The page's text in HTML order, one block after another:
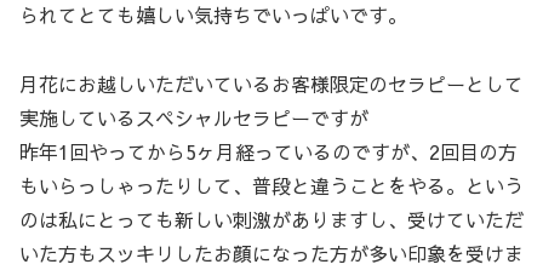
られてとても嬉しい気持ちでいっぱいです。
月花にお越しいただいているお客様限定のセラピーとして
実施しているスペシャルセラピーですが
昨年1回やってから5ヶ月経っているのですが、2回目の方
もいらっしゃったりして、普段と違うことをやる。という
のは私にとっても新しい刺激がありますし、受けていただ
いた方もスッキリしたお顔になった方が多い印象を受けま